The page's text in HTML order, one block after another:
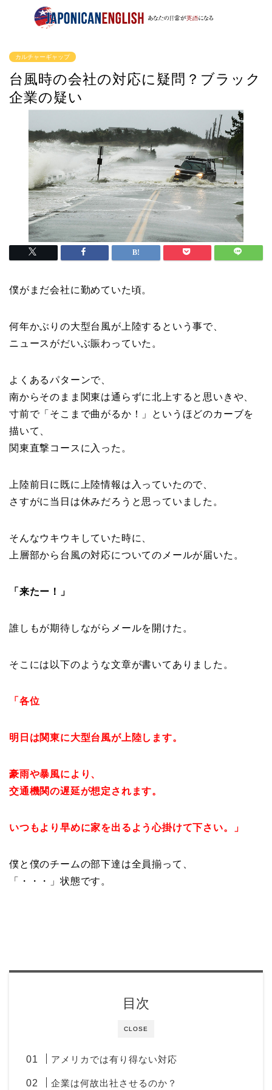
カルチャーギャップ
台風時の会社の対応に疑問？ブラック
企業の疑い
僕がまだ会社に勤めていた頃。
何年かぶりの大型台風が上陸するという事で、
ニュースがだいぶ賑わっていた。
よくあるパターンで、
南からそのまま関東は通らずに北上すると思いきや、
寸前で「そこまで曲がるか！」というほどのカーブを
描いて、
関東直撃コースに入った。
上陸前日に既に上陸情報は入っていたので、
さすがに当日は休みだろうと思っていました。
そんなウキウキしていた時に、
上層部から台風の対応についてのメールが届いた。
「来たー！」
誰しもが期待しながらメールを開けた。
そこには以下のような文章が書いてありました。
「各位
明日は関東に大型台風が上陸します。
豪雨や暴風により、
交通機関の遅延が想定されます。
いつもより早めに家を出るよう心掛けて下さい。」
僕と僕のチームの部下達は全員揃って、
「・・・」状態です。
CLOSE
目次
アメリカでは有り得ない対応
企業は何故出社させるのか？